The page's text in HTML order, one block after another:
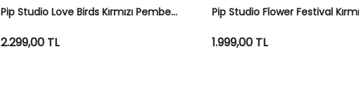
Pip Studio Love Birds Kırmızı Pembe
2.299,00 TL
Pip Studio Flower Festival
1.999,00 TL